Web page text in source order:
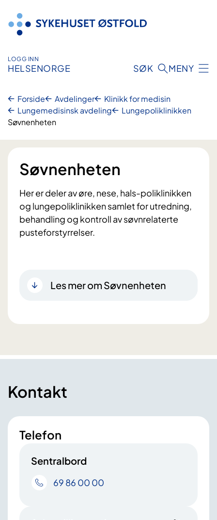
innhold
LOGG INN
HELSENORGE SØK MENY
Forside Avdelinger
Klinikk for medisin
Lungemedisinsk avdeling
Lungepoliklinikken
Søvnenheten
Søvnenheten
Her er deler av øre, nese, hals-poliklinikken
og lungepoliklinikken samlet for utredning,
behandling og kontroll av søvnrelaterte
pusteforstyrrelser.
Les mer om Søvnenheten
Kontakt
Telefon
Sentralbord
69 86 00 00